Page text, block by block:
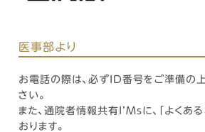
医事部より
お電話の際は、必ずID番号をご準備の
さい。
また、通院者情報共有I’Msに、「よくあ
おります。